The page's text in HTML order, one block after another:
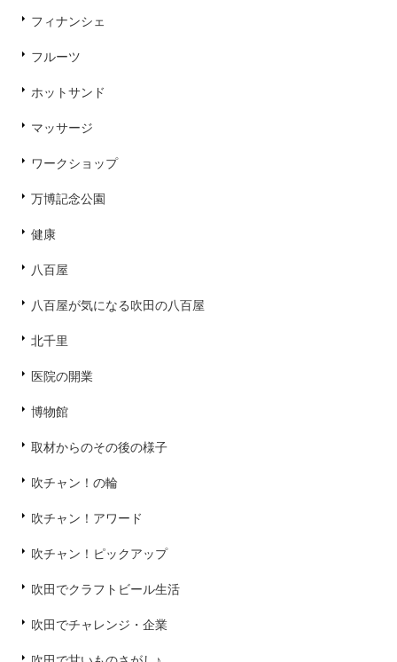
フィナンシェ
フルーツ
ホットサンド
マッサージ
ワークショップ
万博記念公園
健康
八百屋
八百屋が気になる吹田の八百屋
北千里
医院の開業
博物館
取材からのその後の様子
吹チャン！の輪
吹チャン！アワード
吹チャン！ピックアップ
吹田でクラフトビール生活
吹田でチャレンジ・企業